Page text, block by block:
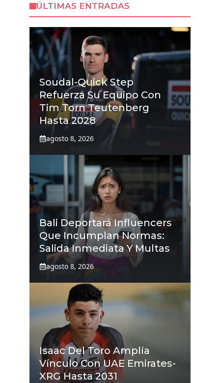
ÚLTIMAS ENTRADAS
Soudal-Quick Step
Refuerza Su Equipo Con
Tim Torn Teutenberg
Hasta 2028
agosto 8, 2026
Bali Deportará Influencers
Que Incumplan Normas:
Salida Inmediata Y Multas
agosto 8, 2026
Isaac Del Toro Amplía
Vínculo Con UAE Emirates-
XRG Hasta 2031